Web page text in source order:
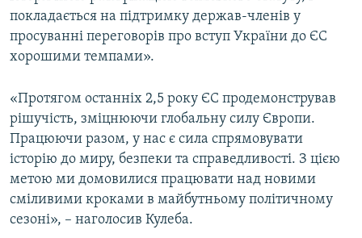
покладається на підтримку держав-членів у
просуванні переговорів про вступ України до ЄС
хорошими темпами».
«Протягом останніх 2,5 року ЄС продемонстрував
рішучість, зміцнюючи глобальну силу Європи.
Працюючи разом, у нас є сила спрямовувати
історію до миру, безпеки та справедливості. З цією
метою ми домовилися працювати над новими
сміливими кроками в майбутньому політичному
сезоні», – наголосив Кулеба.